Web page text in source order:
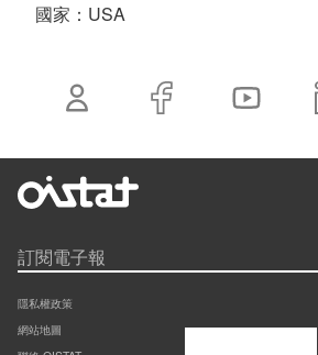
國家： USA
訂閱電子報
隱私權政策
網站地圖